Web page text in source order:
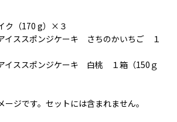
ク（170 g）×３
イススポンジケーキ さちのかいちご １
イススポンジケーキ 白桃 １箱（150ｇ
ジです。セットには含まれません。